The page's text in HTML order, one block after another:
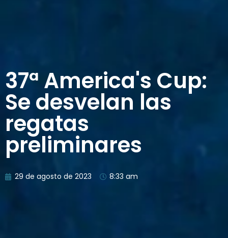
37ª America's Cup:
Se desvelan las
regatas
preliminares
29 de agosto de 2023 8:33 am